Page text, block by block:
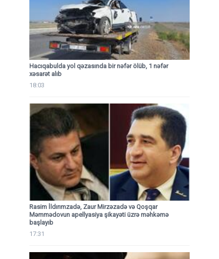
Hacıqabulda yol qəzasında bir nəfər ölüb, 1 nəfər
xəsarət alıb
18:03
Rasim İldırımzadə, Zaur Mirzəzadə və Qoşqar
Məmmədovun apellyasiya şikayəti üzrə məhkəmə
başlayıb
17:31